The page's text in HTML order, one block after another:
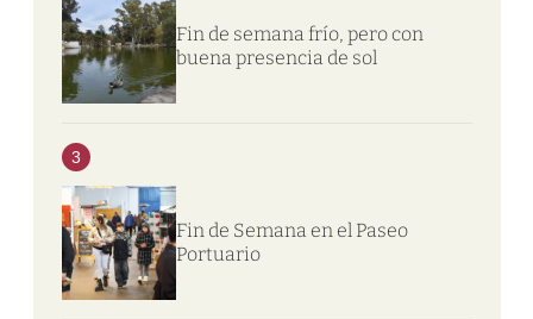
Fin de semana frío, pero con
buena presencia de sol
3
Fin de Semana en el Paseo
Portuario